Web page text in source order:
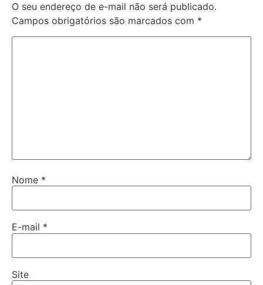
O seu endereço de e-mail não será publicado.
Campos obrigatórios são marcados com *
Nome *
E-mail *
Site